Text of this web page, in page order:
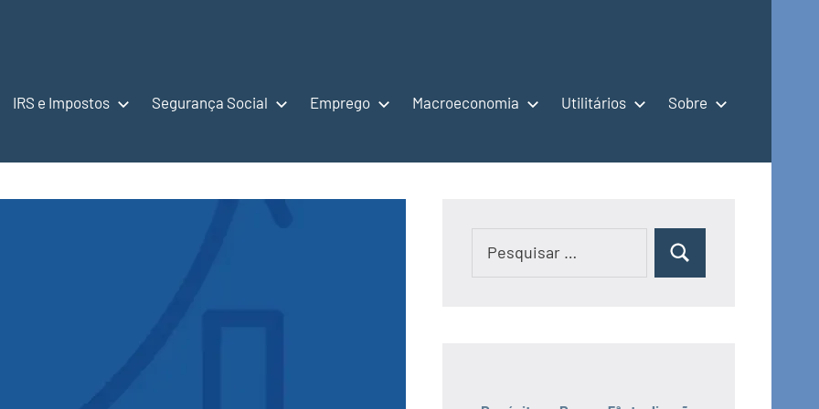
IRS e Impostos Segurança Social Emprego Macroeconomia Utilitários Sobre
Pesquisar